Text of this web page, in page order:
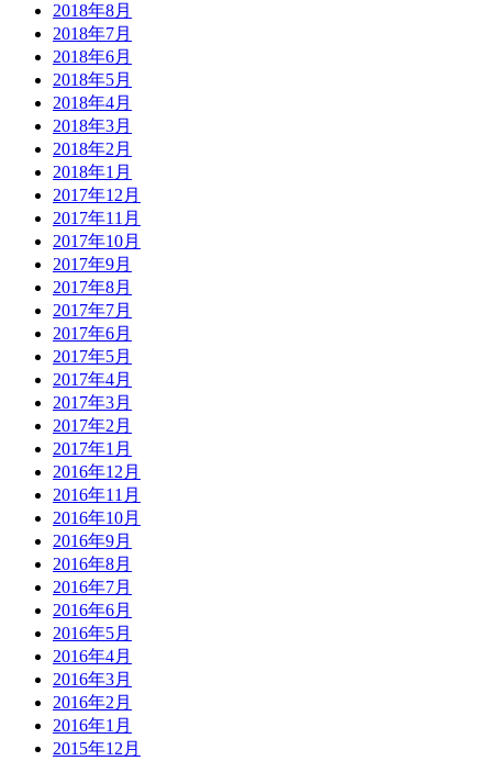
2018年8月
2018年7月
2018年6月
2018年5月
2018年4月
2018年3月
2018年2月
2018年1月
2017年12月
2017年11月
2017年10月
2017年9月
2017年8月
2017年7月
2017年6月
2017年5月
2017年4月
2017年3月
2017年2月
2017年1月
2016年12月
2016年11月
2016年10月
2016年9月
2016年8月
2016年7月
2016年6月
2016年5月
2016年4月
2016年3月
2016年2月
2016年1月
2015年12月